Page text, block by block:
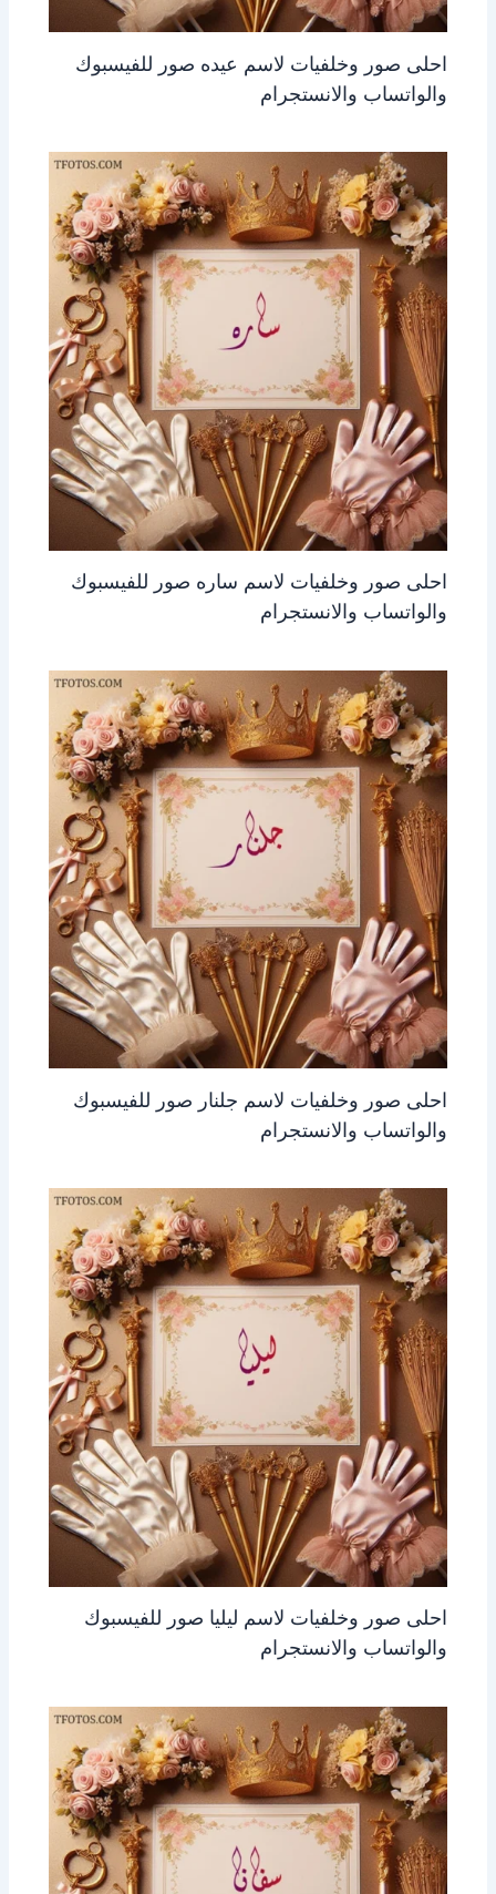
احلى صور وخلفيات لاسم عيده صور للفيسبوك
والواتساب والانستجرام
احلى صور وخلفيات لاسم ساره صور للفيسبوك
والواتساب والانستجرام
احلى صور وخلفيات لاسم جلنار صور للفيسبوك
والواتساب والانستجرام
احلى صور وخلفيات لاسم ليليا صور للفيسبوك
والواتساب والانستجرام